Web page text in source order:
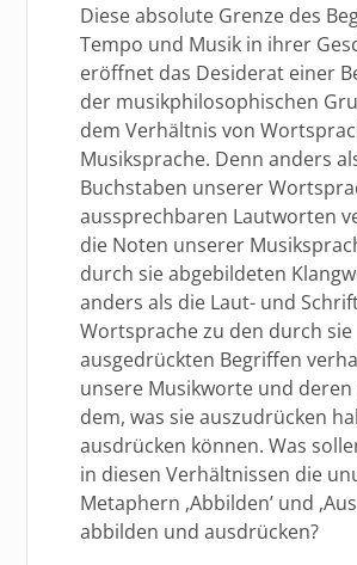
Diese absolute Grenze des
Tempo und Musik in ihrer
eröffnet das Desiderat einer
der musikphilosophischen
dem Verhältnis von
Musiksprache. Denn anders
Buchstaben unserer
aussprechbaren Lautworten
die Noten unserer
durch sie abgebildeten
anders als die Laut- und
Wortsprache zu den durch sie
ausgedrückten Begriffen
unsere Musikworte und
dem, was sie auszudrücken
ausdrücken können. Was
in diesen Verhältnissen die
Metaphern ‚Abbilden’ und
abbilden und ausdrücken?